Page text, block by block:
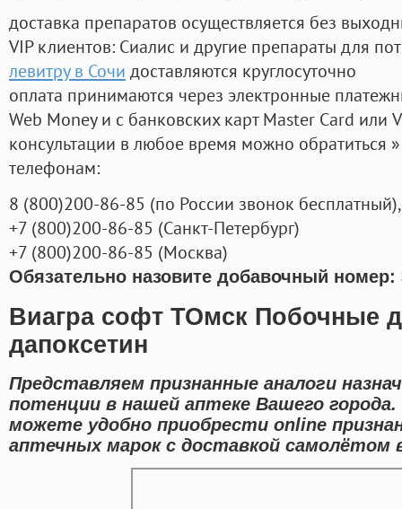
доставка препаратов осуществляется без
VIP клиентов: Сиалис и другие препараты для
левитру в Сочи доставляются круглосуточно
оплата принимаются через электронные
Web Money и с банковских карт Master Card или
консультации в любое время можно обратиться
телефонам:
8 (800)200-86-85 (по России звонок бесплатный),
+7 (800)200-86-85 (Санкт-Петербург)
+7 (800)200-86-85 (Москва)
Обязательно назовите добавочный номер:
Виагра софт ТОмск Побочные
дапоксетин
Представляем признанные аналоги
потенции в нашей аптеке Вашего
можете удобно приобрести online
аптечных марок с доставкой самолётом